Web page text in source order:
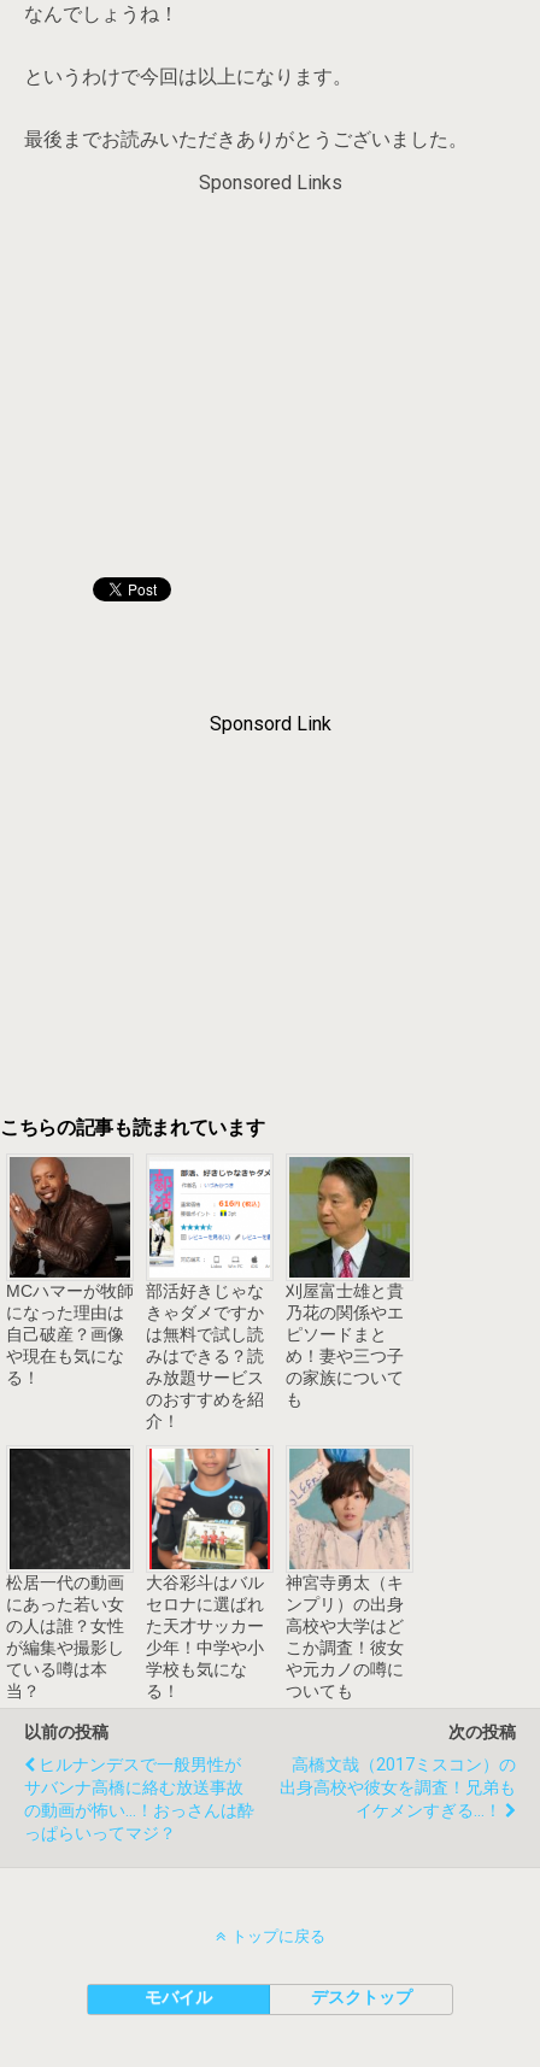
なんでしょうね！
というわけで今回は以上になります。
最後までお読みいただきありがとうございました。
Sponsored Links
Sponsord Link
こちらの記事も読まれています
MCハマーが牧師
になった理由は
自己破産？画像
や現在も気にな
る！
部活好きじゃな
きゃダメですか
は無料で試し読
みはできる？読
み放題サービス
のおすすめを紹
介！
刈屋富士雄と貴
乃花の関係やエ
ピソードまと
め！妻や三つ子
の家族について
も
松居一代の動画
にあった若い女
の人は誰？女性
が編集や撮影し
ている噂は本
当？
大谷彩斗はバル
セロナに選ばれ
た天才サッカー
少年！中学や小
学校も気にな
る！
神宮寺勇太（キ
ンプリ）の出身
高校や大学はど
こか調査！彼女
や元カノの噂に
ついても
以前の投稿
ヒルナンデスで一般男性が
サバンナ高橋に絡む放送事故
の動画が怖い…！おっさんは酔
っぱらいってマジ？
次の投稿
高橋文哉（2017ミスコン）の
出身高校や彼女を調査！兄弟も
イケメンすぎる…！
トップに戻る
モバイル デスクトップ